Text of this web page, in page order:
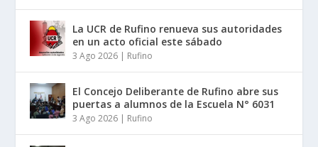
La UCR de Rufino renueva sus autoridades
en un acto oficial este sábado
3 Ago 2026 | Rufino
El Concejo Deliberante de Rufino abre sus
puertas a alumnos de la Escuela N° 6031
3 Ago 2026 | Rufino